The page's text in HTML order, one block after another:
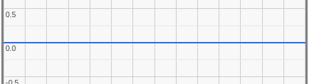
0.0
0.0
0.5
0.5